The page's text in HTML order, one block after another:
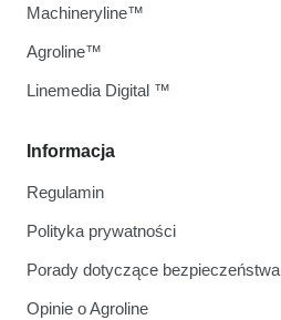
Informacja
Regulamin
Polityka prywatności
Porady dotyczące bezpieczeństwa
Opinie o Agroline
Machineryline™
Agroline™
Linemedia Digital ™